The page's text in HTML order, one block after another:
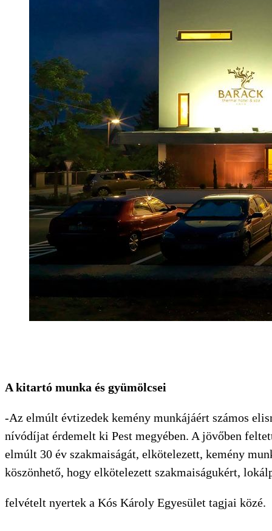
A kitartó munka és gyümölcsei
-Az elmúlt évtizedek kemény munkájáért számos
nívódíjat érdemelt ki Pest megyében. A jövőben
elmúlt 30 év szakmaiságát, elkötelezett, kemény
köszönhető, hogy elkötelezett szakmaiságukért,
felvételt nyertek a Kós Károly Egyesület tagjai közé.